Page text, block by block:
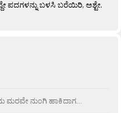
ಪದಗಳನ್ನು ಬಳಸಿ ಬರೆಯಿರಿ, ಅಶ್ಟೇ.
ಮರವೇ ನುಂಗಿ ಹಾಕಿದಾಗ…